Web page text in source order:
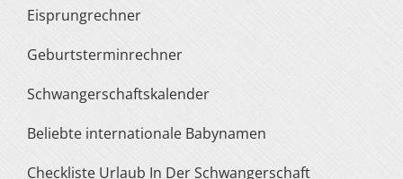
Eisprungrechner
Geburtsterminrechner
Schwangerschaftskalender
Beliebte internationale Babynamen
Checkliste Urlaub In Der Schwangerschaft